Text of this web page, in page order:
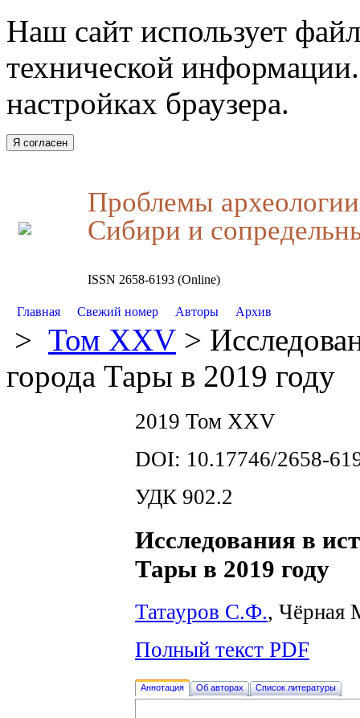
Наш сайт использует
технической
настройках браузера.
Я согласен
Проблемы
Сибири и
ISSN 2658-6193 (Online)
Главная Свежий номер Авторы Архив
> Том XXV >
города Тары в 2019 году
2019 Том XXV
DOI: 10.17746/2658-
УДК 902.2
Исследования в
Тары в 2019 году
Татауров С.Ф.,
Полный текст PDF
Аннотация Об авторах Список литературы